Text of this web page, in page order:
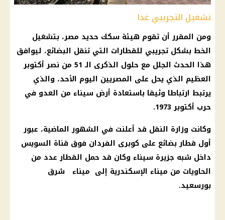
تشغيل التجريبي غدا
ومن المقرر أن تقوم هيئة سكك حديد مصر، بتشغيل
الخط بشكل تجريبي للقطارات التي تنقل البضائع، ليوافق
هذا الحدث الجلل مع حلول الذكرى الـ 51 من نصر أكتوبر
العظيم الذي يحل على المصريين اليوم الأحد، والذي
يرتبط ارتباطا وثيقا باستعادة أرض سيناء من العدو في
حرب أكتوبر 1973.
وكانت وزارة النقل قد أعلنت في الشهور الماضية، عبور
أول قطار بضائع على كوبرى الفردان فوق قناة السويس
داخل شبه جزيرة سيناء وكان قد حمل القطار عدد من
الحاويات من ميناء الإسكندرية إلى ميناء شرق
بورسعيد.